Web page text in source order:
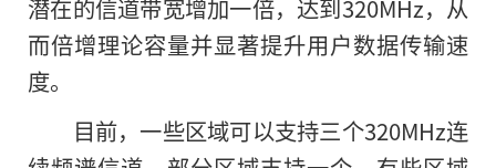
潜在的信道带宽增加一倍，达到320MHz，从
而倍增理论容量并显著提升用户数据传输速
度。
目前，一些区域可以支持三个320MHz连